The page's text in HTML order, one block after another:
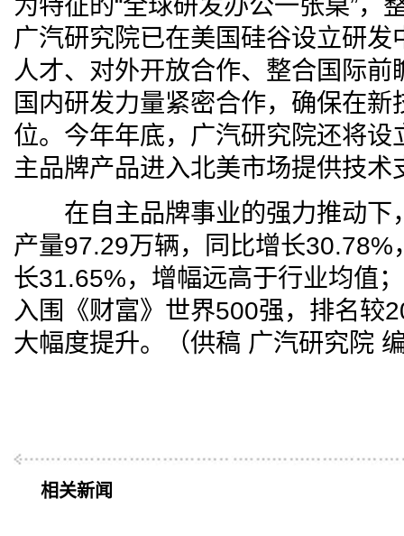
广汽研究院已在美国硅谷设立研
人才、对外开放合作、整合国际
国内研发力量紧密合作，确保在
位。今年年底，广汽研究院还将
主品牌产品进入北美市场提供技术
在自主品牌事业的强力推动下
产量97.29万辆，同比增长
长31.65%，增幅远高于行业均值
入围《财富》世界500强，排名较
大幅度提升。（供稿 广汽研究
相关新闻